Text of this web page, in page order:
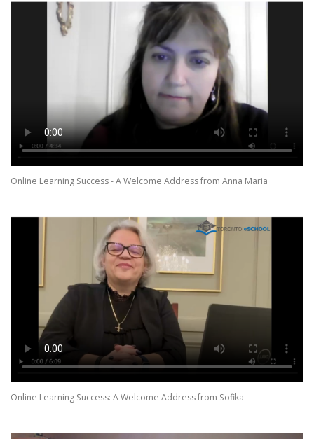
Online Learning Success - A Welcome Address from Anna Maria
Online Learning Success: A Welcome Address from Sofika